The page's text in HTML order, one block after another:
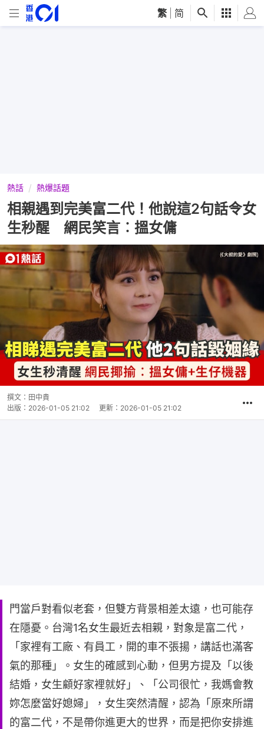
繁 简
熱話 熱爆話題
相親遇到完美富二代！他說這2句話令女
生秒醒 網民笑言︰搵女傭
撰文： 田中貴
出版： 2026-01-05 21:02 更新： 2026-01-05 21:02
門當戶對看似老套，但雙方背景相差太遠，也可能存
在隱憂。台灣1名女生最近去相親，對象是富二代，
「家裡有工廠、有員工，開的車不張揚，講話也滿客
氣的那種」。女生的確感到心動，但男方提及「以後
結婚，女生顧好家裡就好」、「公司很忙，我媽會教
妳怎麼當好媳婦」，女生突然清醒，認為「原來所謂
的富二代，不是帶你進更大的世界，而是把你安排進